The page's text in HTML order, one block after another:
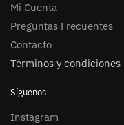
Mi Cuenta
Preguntas Frecuentes
Contacto
Términos y condiciones
Síguenos
Instagram